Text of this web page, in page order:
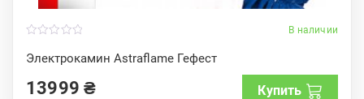
В наличии
Электрокамин Astraflame Гефест
o
u
o
13999₴ Купить